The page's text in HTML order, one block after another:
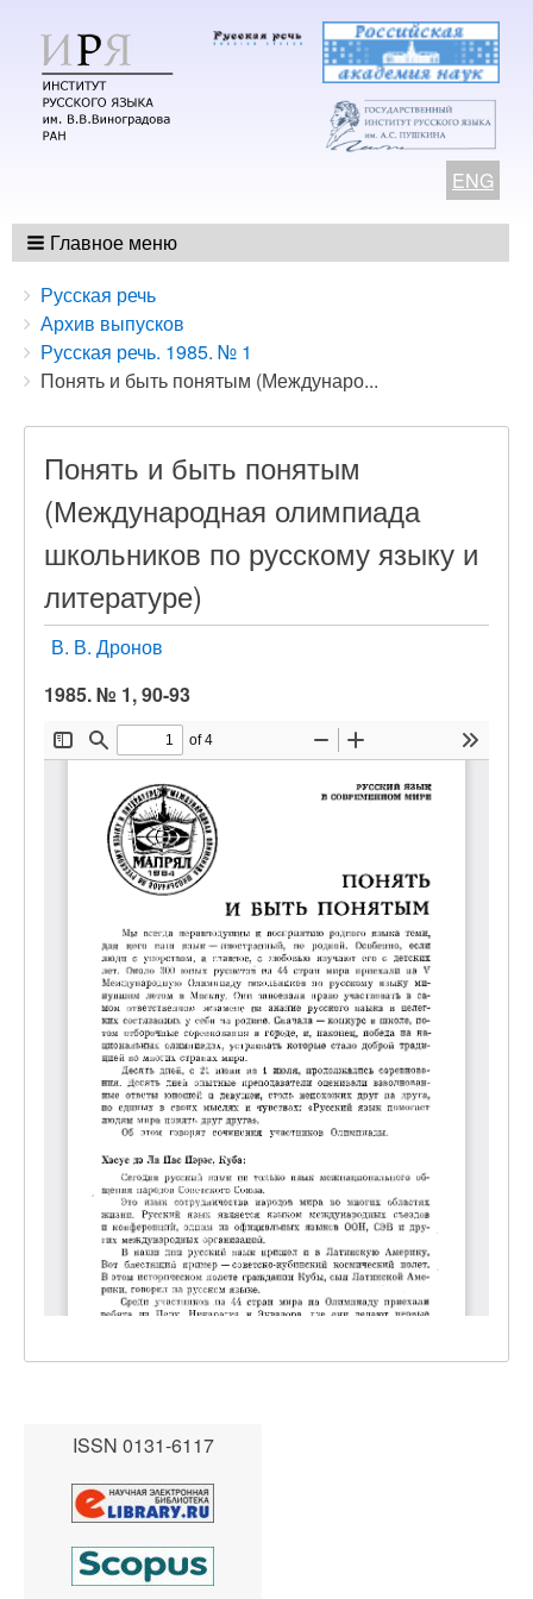
ENG
Главное меню
Breadcrumbs
You
are
here:
Русская речь
Архив выпусков
Русская речь. 1985. № 1
Понять и быть понятым (Междунаро...
Понять и быть понятым
(Международная олимпиада
школьников по русскому языку и
литературе)
В. В. Дронов
1985. № 1, 90-93
ISSN 0131-6117